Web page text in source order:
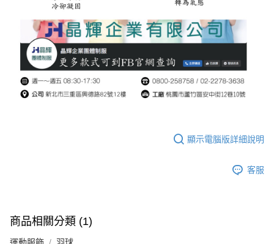
顯示電腦版詳細說明
客服
商品相關分類 (1)